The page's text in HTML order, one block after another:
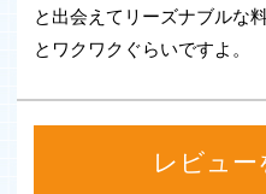
お客様のタイムライン上に
ご安心下さい。
画像不正や掲示板の不正書
と出会えてリーズナブルな
とワクワクぐらいですよ。
レビュー